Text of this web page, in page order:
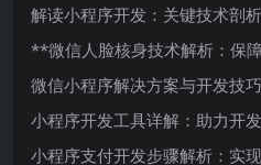
解读小程序开发：关键技术剖
**微信人脸核身技术解析：保
微信小程序解决方案与开发技
小程序开发工具详解：助力开
小程序支付开发步骤解析：实